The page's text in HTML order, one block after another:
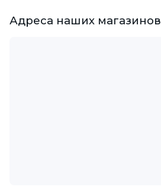
Адреса наших магазинов